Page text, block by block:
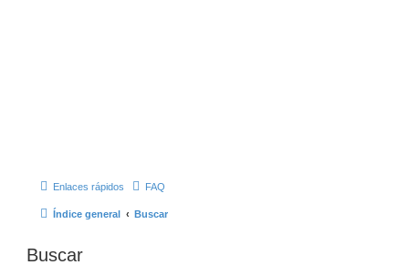
Enlaces rápidos FAQ
Índice general Buscar
Buscar